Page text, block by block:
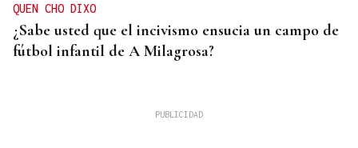
QUEN CHO DIXO
¿Sabe usted que el incivismo ensucia un campo de
fútbol infantil de A Milagrosa?